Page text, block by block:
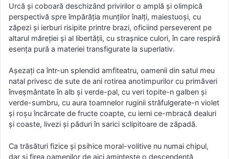
Urcă şi coboară deschizând privirilor o amplă şi olimpică
perspectivă spre împărăţia munţilor înalţi, maiestuoşi, cu
zăpezi şi ierburi risipite printre brazi, oficiind perseverent pe
altarul măreţiei şi al libertăţii, cu straşnice culori, în care respiră
esenţa pură a materiei transfigurate la superlativ.
Aşezaţi ca într-un splendid amfiteatru, oamenii din satul meu
natal privesc de sute de ani rotirea anotimpurilor cu primăveri
înveşmântate în alb şi verde-pal, cu veri topite-n galben şi
verde-sumbru, cu aura toamnelor ruginii străfulgerate-n violet
şi roşu încărcate de fructe coapte, cu ierni ce-mbracă dealuri
şi coaste, livezi şi păduri în sarici sclipitoare de zăpadă.
Ca trăsături fizice şi psihice moral-volitive nu numai chipul,
dar şi firea oamenilor de aici aminteşte o descendenţă